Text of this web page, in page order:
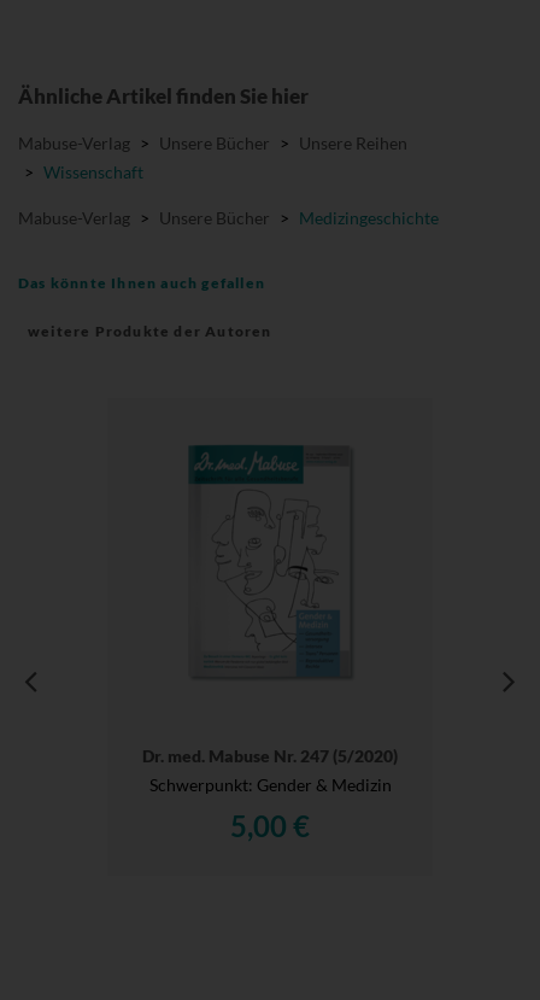
Ähnliche Artikel finden Sie hier
Mabuse-Verlag > Unsere Bücher > Unsere Reihen
> Wissenschaft
Mabuse-Verlag > Unsere Bücher > Medizingeschichte
Das könnte Ihnen auch gefallen
weitere Produkte der Autoren
Dr. med. Mabuse Nr. 247 (5/2020)
Schwerpunkt: Gender & Medizin
5,00 €